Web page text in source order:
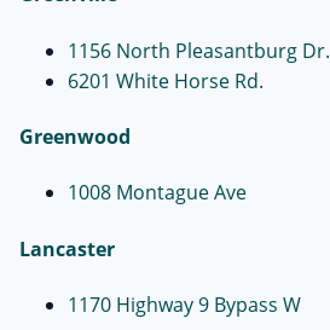
1156 North Pleasantburg Dr.
6201 White Horse Rd.
Greenwood
1008 Montague Ave
Lancaster
1170 Highway 9 Bypass W